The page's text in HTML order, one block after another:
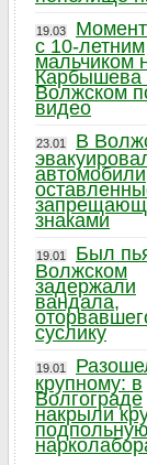
19.03
с 10-летним
мальчиком
Карбышева
Волжском
видео
23.01
В
знаками
19.01
Был
Волжском
задержали
вандала,
суслику
19.01
крупному: в
Волгограде
накрыли